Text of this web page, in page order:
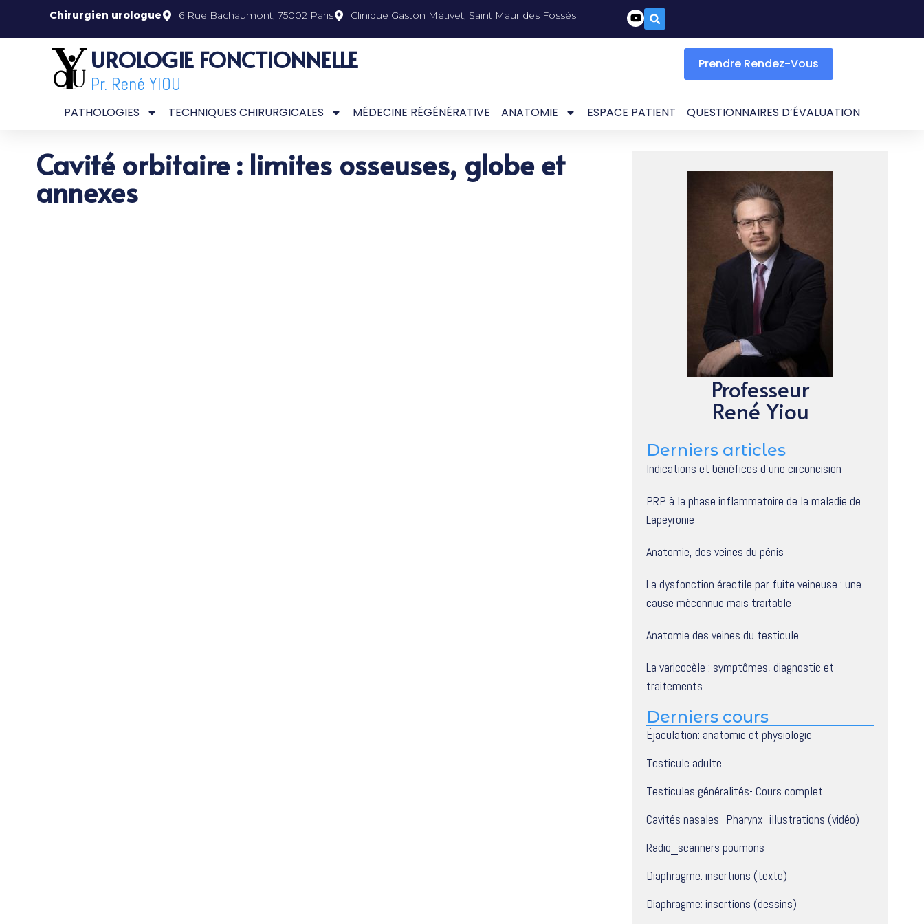
Chirurgien urologue 6 Rue Bachaumont, 75002 Paris Clinique Gaston Métivet, Saint Maur des Fossés
UROLOGIE FONCTIONNELLE
Pr. René YIOU
Prendre Rendez-Vous
PATHOLOGIES TECHNIQUES CHIRURGICALES MÉDECINE RÉGÉNÉRATIVE ANATOMIE ESPACE PATIENT QUESTIONNAIRES D’ÉVALUATION
Cavité orbitaire : limites osseuses, globe et
annexes
Professeur
René Yiou
Derniers articles
Indications et bénéfices d’une circoncision
PRP à la phase inflammatoire de la maladie de
Lapeyronie
Anatomie, des veines du pénis
La dysfonction érectile par fuite veineuse : une
cause méconnue mais traitable
Anatomie des veines du testicule
La varicocèle : symptômes, diagnostic et
traitements
Derniers cours
Éjaculation: anatomie et physiologie
Testicule adulte
Testicules généralités- Cours complet
Cavités nasales_Pharynx_illustrations (vidéo)
Radio_scanners poumons
Diaphragme: insertions (texte)
Diaphragme: insertions (dessins)